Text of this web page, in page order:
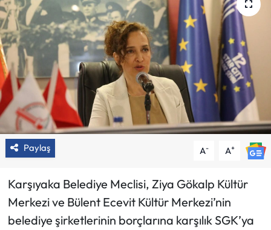
Paylaş A- A+
Karşıyaka Belediye Meclisi, Ziya Gökalp Kültür
Merkezi ve Bülent Ecevit Kültür Merkezi’nin
belediye şirketlerinin borçlarına karşılık SGK’ya